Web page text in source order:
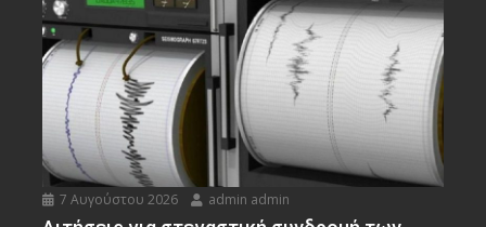
7 Αυγούστου 2026 admin admin